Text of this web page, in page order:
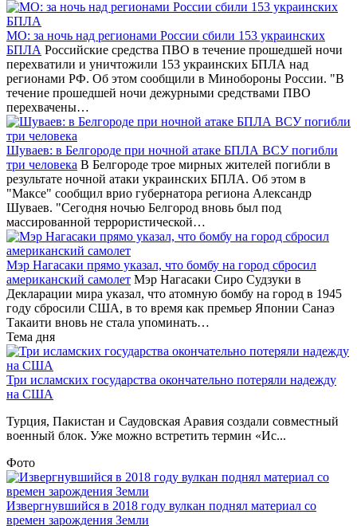
МО: за ночь над регионами России сбили 153 украинских
БПЛА Российские средства ПВО в течение прошедшей ночи
перехватили и уничтожили 153 украинских БПЛА над
регионами РФ. Об этом сообщили в Минобороны России. "В
течение прошедшей ночи дежурными средствами ПВО
перехвачены…
Шуваев: в Белгороде при ночной атаке БПЛА ВСУ погибли
три человека В Белгороде трое мирных жителей погибли в
результате ночной атаки украинских БПЛА. Об этом в
"Максе" сообщил врио губернатора региона Александр
Шуваев. "Сегодня ночью Белгород вновь был под
массированной террористической…
Мэр Нагасаки прямо указал, что бомбу на город сбросил
американский самолет Мэр Нагасаки Сиро Судзуки в
Декларации мира указал, что атомную бомбу на город в 1945
году сбросили США, в то время как премьер Японии Санаэ
Такаити вновь не стала упоминать…
Тема дня
Три исламских государства окончательно потеряли надежду
на США
Турция, Пакистан и Саудовская Аравия создали совместный
военный блок. Уже можно встретить термин «Ис...
Фото
Извергнувшийся в 2018 году вулкан поднял материал со
времен зарождения Земли